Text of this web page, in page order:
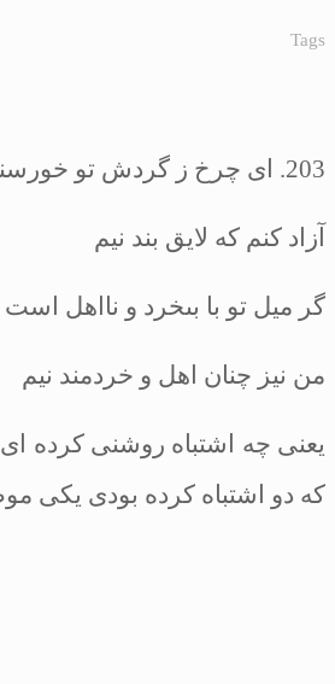
Tags
203. اى چرخ ز گردش تو
آزاد كنم كه لايق بند نيم
گر ميل تو با بى‏خرد و نااهل است
من نيز چنان اهل و خردمند نيم
يعنى چه اشتباه روشنى كرده
كه دو اشتباه كرده بودى يكى